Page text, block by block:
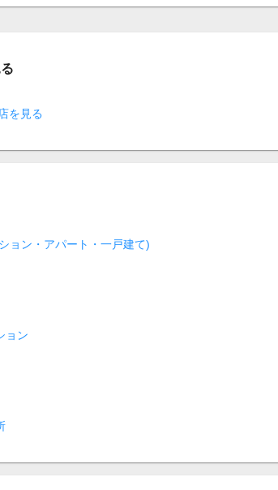
を見る
ョン・アパート・一戸建て)
ョン